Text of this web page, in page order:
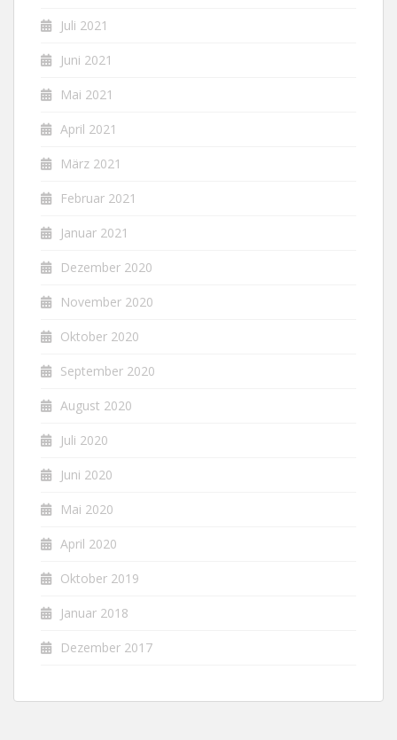
Juli 2021
Juni 2021
Mai 2021
April 2021
März 2021
Februar 2021
Januar 2021
Dezember 2020
November 2020
Oktober 2020
September 2020
August 2020
Juli 2020
Juni 2020
Mai 2020
April 2020
Oktober 2019
Januar 2018
Dezember 2017